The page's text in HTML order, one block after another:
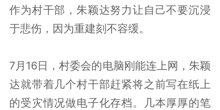
作为村干部，朱颖达努力让自己不要沉浸
于悲伤，因为重建刻不容缓。
7月16日，村委会的电脑刚能连上网，朱颖
达就带着几个村干部赶紧将之前写在纸上
的受灾情况做电子化存档。几本厚厚的笔